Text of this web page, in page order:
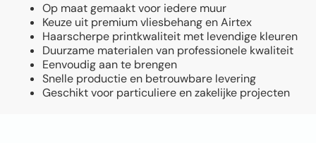
Op maat gemaakt voor iedere muur
Keuze uit premium vliesbehang en Airtex
Haarscherpe printkwaliteit met levendige kleuren
Duurzame materialen van professionele kwaliteit
Eenvoudig aan te brengen
Snelle productie en betrouwbare levering
Geschikt voor particuliere en zakelijke projecten